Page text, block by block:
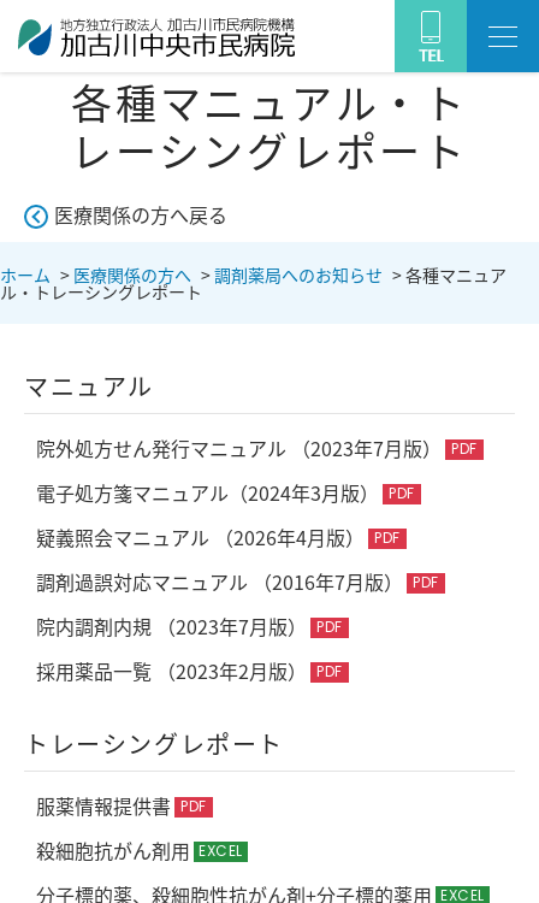
各種マニュアル・ト
レーシングレポート
医療関係の方へ戻る
ホーム > 医療関係の方へ >調剤薬局へのお知らせ >各種マニュア
ル・トレーシングレポート
マニュアル
院外処方せん発行マニュアル （2023年7月版）
電子処方箋マニュアル（2024年3月版）
疑義照会マニュアル （2026年4月版）
調剤過誤対応マニュアル （2016年7月版）
院内調剤内規 （2023年7月版）
採用薬品一覧 （2023年2月版）
トレーシングレポート
服薬情報提供書
殺細胞抗がん剤用
分子標的薬、殺細胞性抗がん剤+分子標的薬用